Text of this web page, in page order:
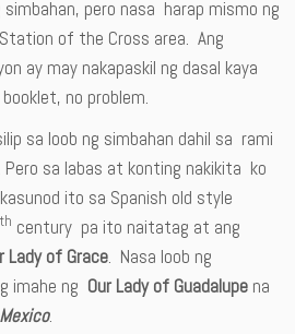
simbahan, pero nasa harap mismo ng
of the Cross area. Ang
ay may nakapaskil ng dasal kaya
no problem.
sa loob ng simbahan dahil sa rami
Pero sa labas at konting nakikita ko
ito sa Spanish old style
th century pa ito naitatag at ang
Lady of Grace. Nasa loob ng
imahe ng Our Lady of Guadalupe na
.